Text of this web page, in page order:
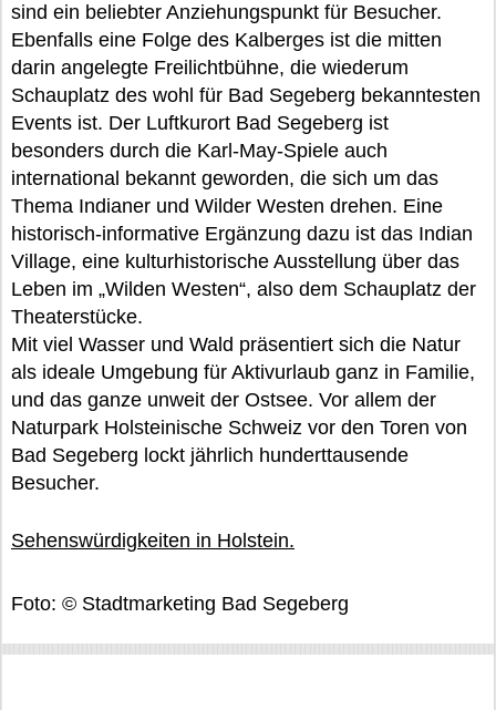
sind ein beliebter Anziehungspunkt für Besucher.
Ebenfalls eine Folge des Kalberges ist die mitten
darin angelegte Freilichtbühne, die wiederum
Schauplatz des wohl für Bad Segeberg bekanntesten
Events ist. Der Luftkurort Bad Segeberg ist
besonders durch die Karl-May-Spiele auch
international bekannt geworden, die sich um das
Thema Indianer und Wilder Westen drehen. Eine
historisch-informative Ergänzung dazu ist das Indian
Village, eine kulturhistorische Ausstellung über das
Leben im „Wilden Westen“, also dem Schauplatz der
Theaterstücke.
Mit viel Wasser und Wald präsentiert sich die Natur
als ideale Umgebung für Aktivurlaub ganz in Familie,
und das ganze unweit der Ostsee. Vor allem der
Naturpark Holsteinische Schweiz vor den Toren von
Bad Segeberg lockt jährlich hunderttausende
Besucher.
Sehenswürdigkeiten in Holstein.
Foto: © Stadtmarketing Bad Segeberg